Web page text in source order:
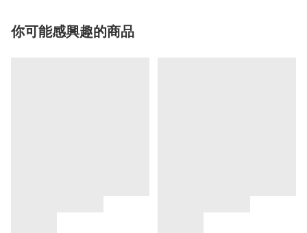
你可能感興趣的商品